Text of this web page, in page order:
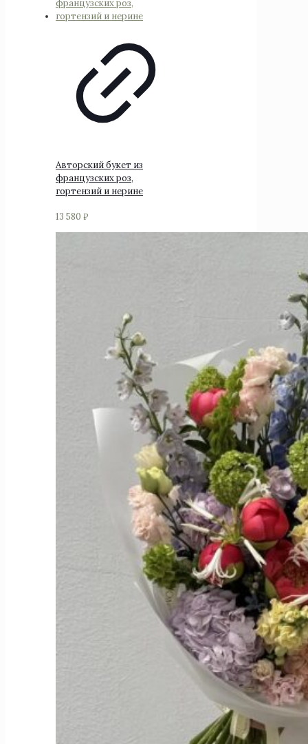
Авторский букет из
французских роз,
гортензий и нерине
13 580 ₽